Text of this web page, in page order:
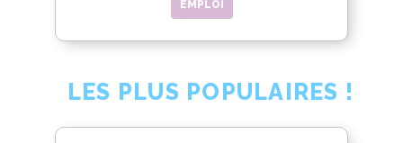
EMPLOI
LES PLUS POPULAIRES !